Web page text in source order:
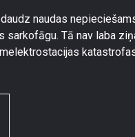
naudas
Tā nav laba